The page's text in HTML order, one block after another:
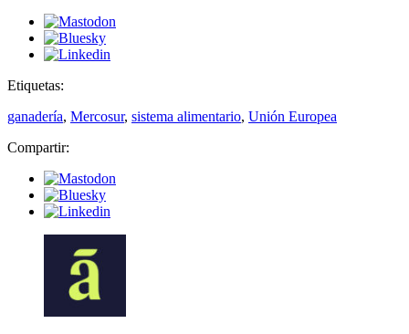
Etiquetas:
ganadería, Mercosur, sistema alimentario, Unión Europea
Compartir: